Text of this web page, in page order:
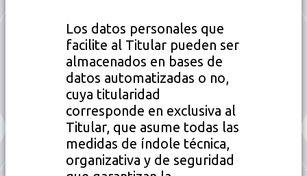
Los datos personales que
facilite al Titular pueden ser
almacenados en bases de
datos automatizadas o no,
cuya titularidad
corresponde en exclusiva al
Titular, que asume todas las
medidas de índole técnica,
organizativa y de seguridad